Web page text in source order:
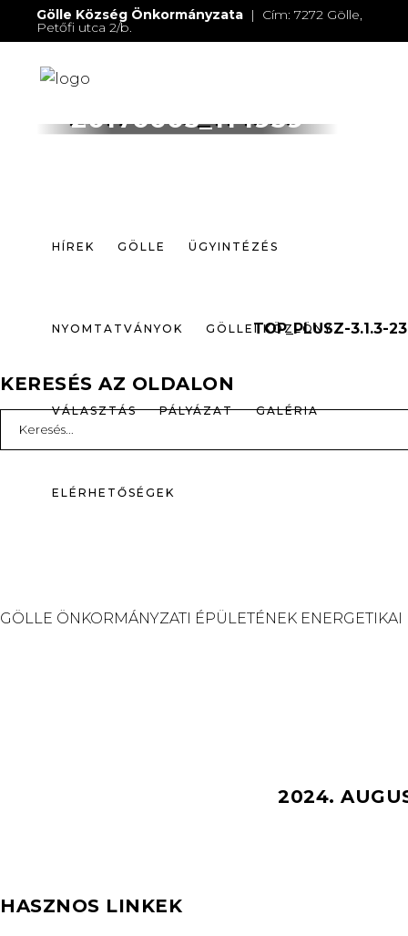
Gölle Község Önkormányzata | Cím: 7272 Gölle,
Petőfi utca 2/b.
HÍREK GÖLLE ÜGYINTÉZÉS
NYOMTATVÁNYOK GÖLLEI KÖZLÖNY
VÁLASZTÁS PÁLYÁZAT GALÉRIA
ELÉRHETŐSÉGEK
20170605_114939
TOP_PLUSZ-
KERESÉS AZ OLDALON
for:
GÖLLE ÖNKORMÁNYZATI ÉPÜLETÉNEK ENERGETIKAI
2024.
HASZNOS LINKEK